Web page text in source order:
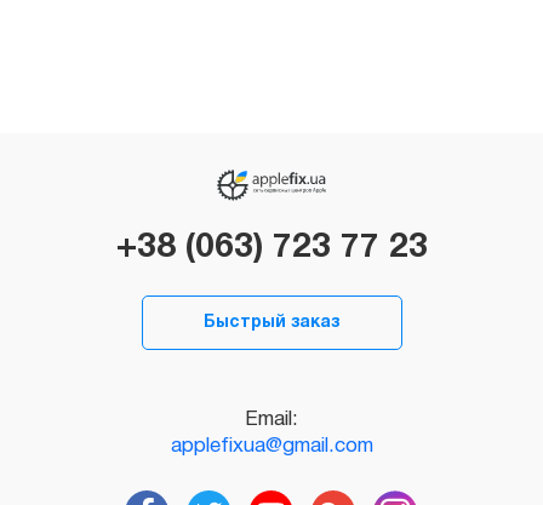
+38 (063) 723 77 23
Быстрый заказ
Email:
applefixua@gmail.com